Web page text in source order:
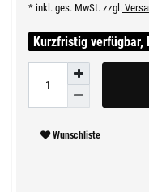
* inkl. ges. MwSt. zzgl.
Kurzfristig verfügbar,
Wunschliste